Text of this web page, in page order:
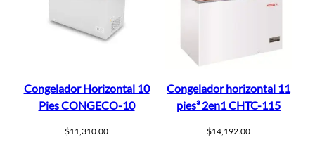
Congelador Horizontal 10
Pies CONGECO-10
$11,310.00
Congelador horizontal 11
pies³ 2en1 CHTC-115
$14,192.00